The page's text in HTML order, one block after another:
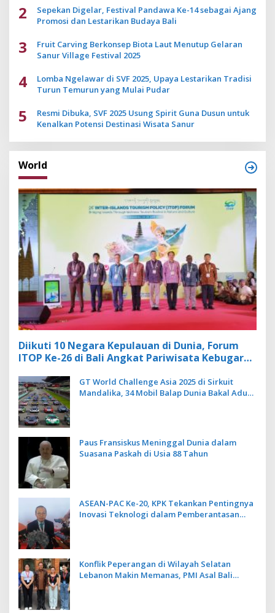
2
Sepekan Digelar, Festival Pandawa Ke-14 sebagai Ajang
Promosi dan Lestarikan Budaya Bali
3
Fruit Carving Berkonsep Biota Laut Menutup Gelaran
Sanur Village Festival 2025
4
Lomba Ngelawar di SVF 2025, Upaya Lestarikan Tradisi
Turun Temurun yang Mulai Pudar
5
Resmi Dibuka, SVF 2025 Usung Spirit Guna Dusun untuk
Kenalkan Potensi Destinasi Wisata Sanur
World
Diikuti 10 Negara Kepulauan di Dunia, Forum
ITOP Ke-26 di Bali Angkat Pariwisata Kebugaran
GT World Challenge Asia 2025 di Sirkuit
Mandalika, 34 Mobil Balap Dunia Bakal Adu
Paus Fransiskus Meninggal Dunia dalam
Suasana Paskah di Usia 88 Tahun
ASEAN-PAC Ke-20, KPK Tekankan Pentingnya
Inovasi Teknologi dalam Pemberantasan
Konflik Peperangan di Wilayah Selatan
Lebanon Makin Memanas, PMI Asal Bali